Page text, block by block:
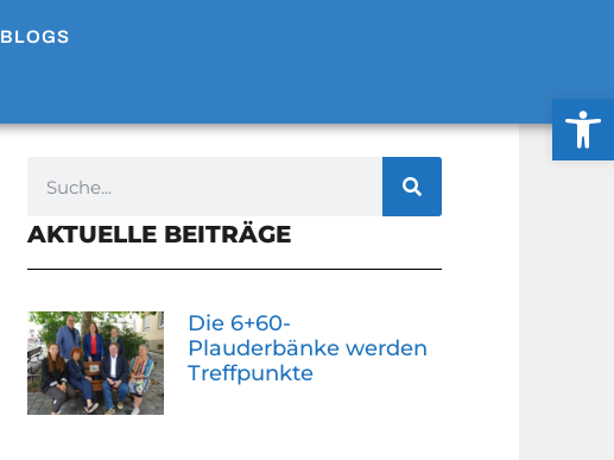
BLOGS
AKTUELLE BEITRÄGE
Die 6+60-
Plauderbänke werden
Treffpunkte